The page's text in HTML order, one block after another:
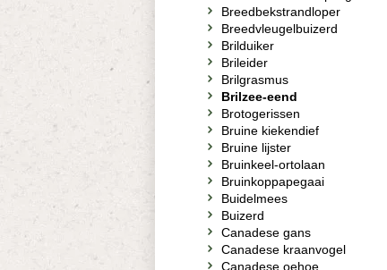
Breedbekstrandloper
Breedvleugelbuizerd
Brilduiker
Brileider
Brilgrasmus
Brilzee-eend
Brotogerissen
Bruine kiekendief
Bruine lijster
Bruinkeel-ortolaan
Bruinkoppapegaai
Buidelmees
Buizerd
Canadese gans
Canadese kraanvogel
Canadese oehoe